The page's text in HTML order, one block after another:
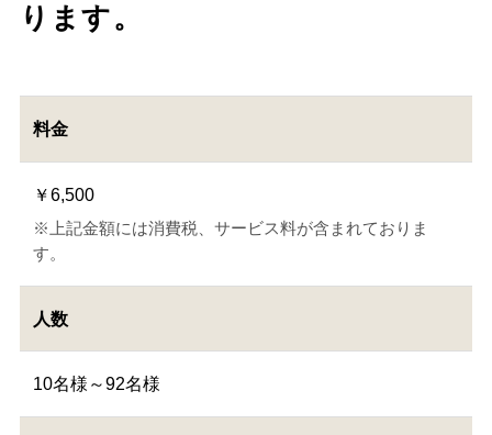
ります。
料金
￥6,500
※上記金額には消費税、サービス料が含まれておりま
す。
人数
10名様～92名様